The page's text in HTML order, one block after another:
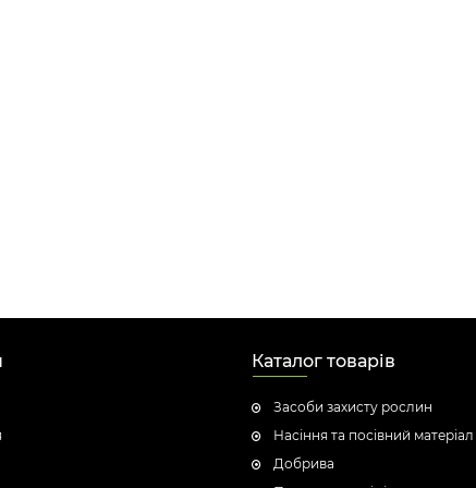
Каталог товарів
Засоби захисту рослин
Насіння та посівний матеріал
Добрива